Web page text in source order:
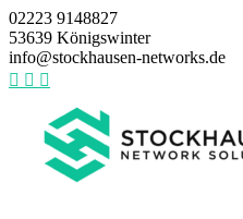
02223 9148827
53639 Königswinter
info@stockhausen-networks.de